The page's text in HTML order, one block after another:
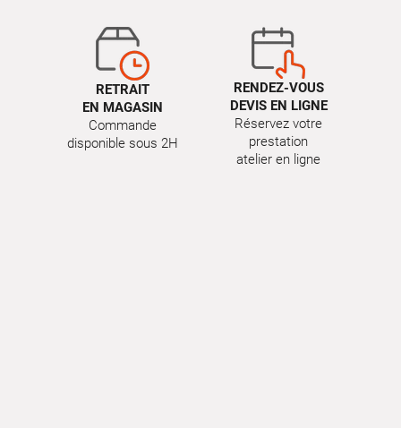
RETRAIT
EN MAGASIN
Commande
disponible sous 2H
RENDEZ-VOUS
DEVIS EN LIGNE
Réservez votre
prestation
atelier en ligne